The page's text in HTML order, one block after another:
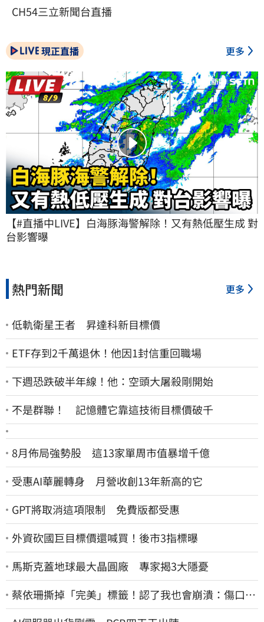
CH54三立新聞台直播
現正直播 更多
【#直播中LIVE】白海豚海警解除！又有熱低壓生成 對
台影響曝
熱門新聞 更多
低軌衛星王者 昇達科新目標價
ETF存到2千萬退休！他因1封信重回職場
下週恐跌破半年線！他：空頭大屠殺剛開始
不是群聯！ 記憶體它靠這技術目標價破千
8月佈局強勢股 這13家單周市值暴增千億
受惠AI華麗轉身 月營收創13年新高的它
GPT將取消這項限制 免費版都受惠
外資砍國巨目標價還喊買！後市3指標曝
馬斯克蓋地球最大晶圓廠 專家揭3大隱憂
蔡依珊撕掉「完美」標籤！認了我也會崩潰：傷口終
究會癒合